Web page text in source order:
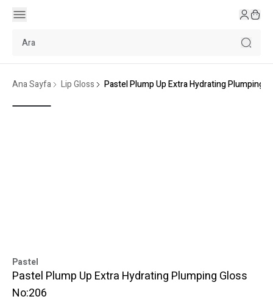
Ana Sayfa Lip Gloss Pastel Plump Up Extra Hydrating Plumping
Pastel
Pastel Plump Up Extra Hydrating Plumping Gloss
No:206